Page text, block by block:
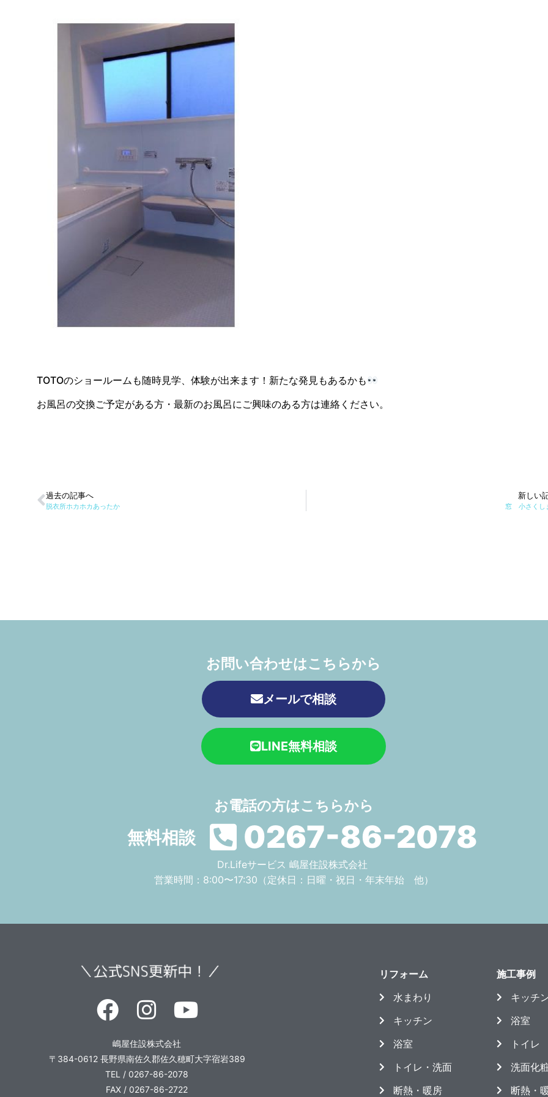
TOTOのショールームも随時見学、体験が出来ます！新たな発見もあるかも
お風呂の交換ご予定がある方・最新のお風呂にご興味のある方は連絡ください。
過去の記事へ
脱衣所ホカホカあったか
新しい
窓 小さくし
お問い合わせはこちらから
メールで相談
LINE無料相談
お電話の方はこちらから
無料相談 0267-86-2078
Dr.Lifeサービス 嶋屋住設株式会社
営業時間：8:00〜17:30 （定休日：日曜・祝日・年末年始 他）
嶋屋住設株式会社
〒384-0612 長野県南佐久郡佐久穂町大字宿岩389
TEL / 0267-86-2078
FAX / 0267-86-2722
リフォーム
水まわり
キッチン
浴室
トイレ・洗面
断熱・暖房
施工事例
キッチ
浴室
トイレ
洗面化
断熱・